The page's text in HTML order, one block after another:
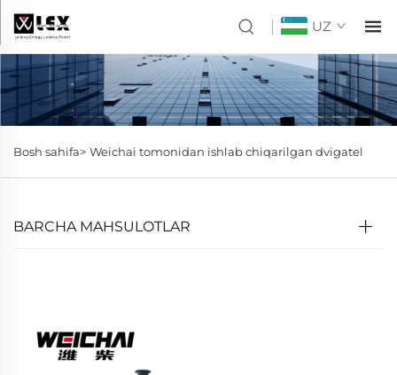
UZ
Bosh sahifa> Weichai tomonidan ishlab chiqarilgan dvigatel
BARCHA MAHSULOTLAR